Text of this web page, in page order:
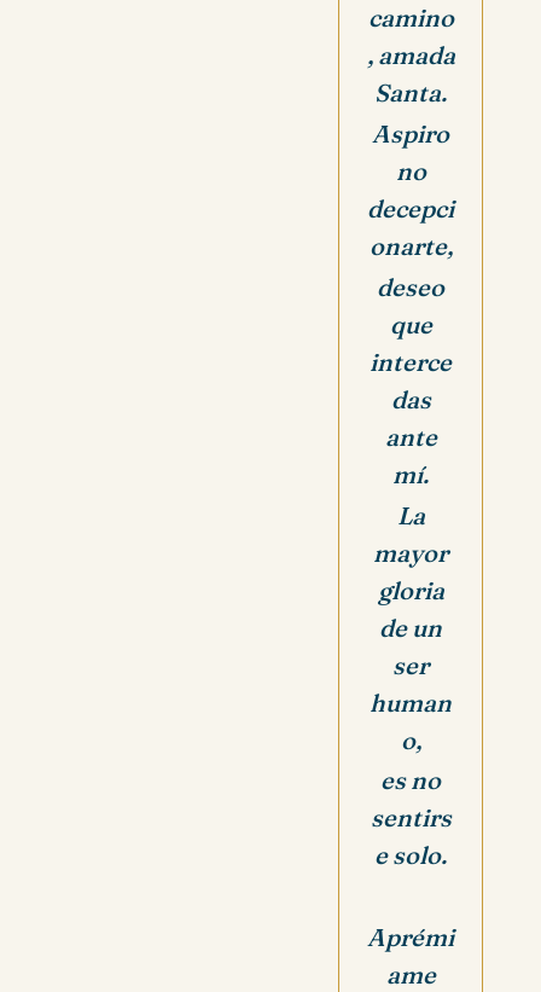
camino
, amada
Santa.
Aspiro
no
decepci
onarte,
deseo
que
interce
das
ante
mí.
La
mayor
gloria
de un
ser
human
o,
es no
sentirs
e solo.
Aprémi
ame